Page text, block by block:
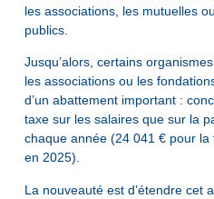
les associations, les mutuelles
publics.
Jusqu’alors, certains
les associations ou les
d’un abattement important :
taxe sur les salaires que sur la
chaque année (24 041 € pour
en 2025).
La nouveauté est d’étendre cet